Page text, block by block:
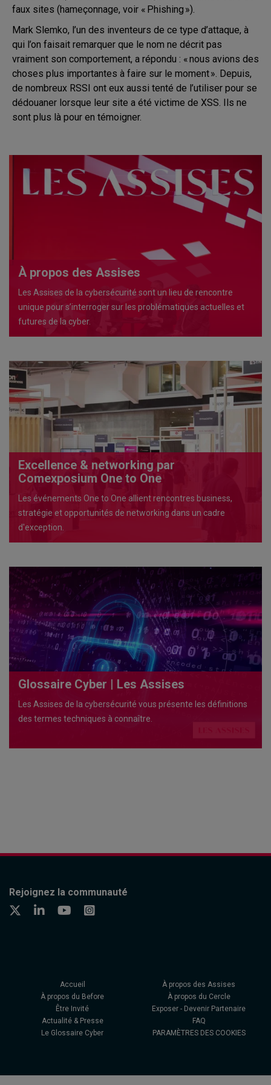
faux sites (hameçonnage, voir « Phishing »).
Mark Slemko, l’un des inventeurs de ce type d’attaque, à
qui l’on faisait remarquer que le nom ne décrit pas
vraiment son comportement, a répondu : « nous avions des
choses plus importantes à faire sur le moment ». Depuis,
de nombreux RSSI ont eux aussi tenté de l’utiliser pour se
dédouaner lorsque leur site a été victime de XSS. Ils ne
sont plus là pour en témoigner.
À propos des Assises
Les Assises de la cybersécurité sont un lieu de rencontre
unique pour s’interroger sur les problématiques actuelles et
futures de la cyber.
Excellence & networking par
Comexposium One to One
Les événements One to One allient rencontres business,
stratégie et opportunités de networking dans un cadre
d'exception.
Glossaire Cyber | Les Assises
Les Assises de la cybersécurité vous présente les définitions
des termes techniques à connaître.
Rejoignez la communauté
Accueil
À propos des Assises
À propos du Before
À propos du Cercle
Être Invité
Exposer - Devenir Partenaire
Actualité & Presse
FAQ
Le Glossaire Cyber
PARAMÈTRES DES COOKIES